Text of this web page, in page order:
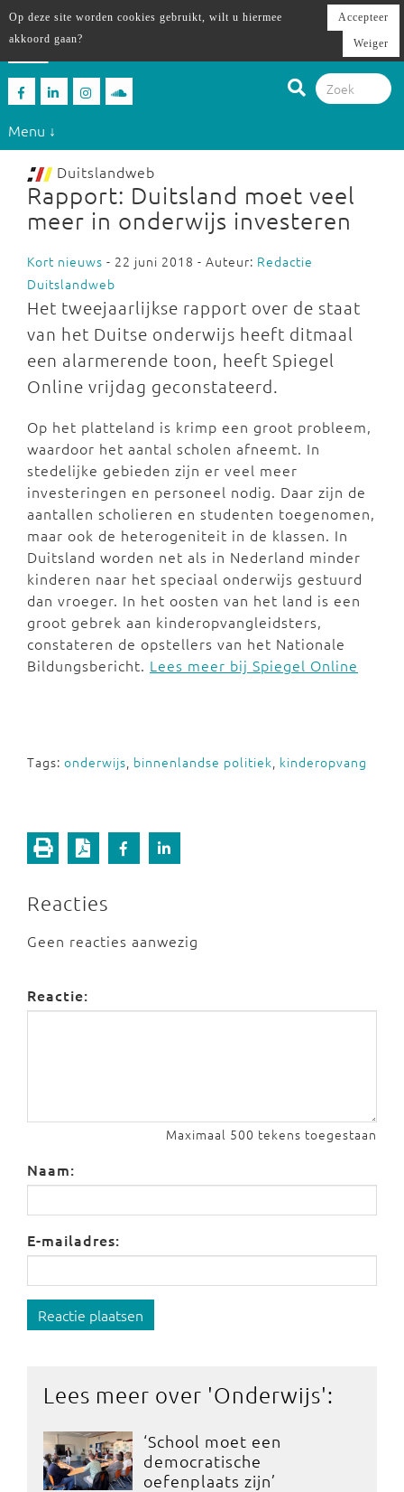
Menu ↓
Duitslandweb
Rapport: Duitsland moet veel
meer in onderwijs investeren
Kort nieuws - 22 juni 2018 - Auteur: Redactie
Duitslandweb
Het tweejaarlijkse rapport over de staat
van het Duitse onderwijs heeft ditmaal
een alarmerende toon, heeft Spiegel
Online vrijdag geconstateerd.
Op het platteland is krimp een groot probleem,
waardoor het aantal scholen afneemt. In
stedelijke gebieden zijn er veel meer
investeringen en personeel nodig. Daar zijn de
aantallen scholieren en studenten toegenomen,
maar ook de heterogeniteit in de klassen. In
Duitsland worden net als in Nederland minder
kinderen naar het speciaal onderwijs gestuurd
dan vroeger. In het oosten van het land is een
groot gebrek aan kinderopvangleidsters,
constateren de opstellers van het Nationale
Bildungsbericht. Lees meer bij Spiegel Online
Tags: onderwijs, binnenlandse politiek, kinderopvang
Reacties
Geen reacties aanwezig
Reactie:
Maximaal 500 tekens toegestaan
Naam:
E-mailadres:
Reactie plaatsen
Lees meer over 'Onderwijs':
‘School moet een
democratische
oefenplaats zijn’
Op deze site worden cookies gebruikt, wilt u hiermee
akkoord gaan?
Accepteer
Weiger